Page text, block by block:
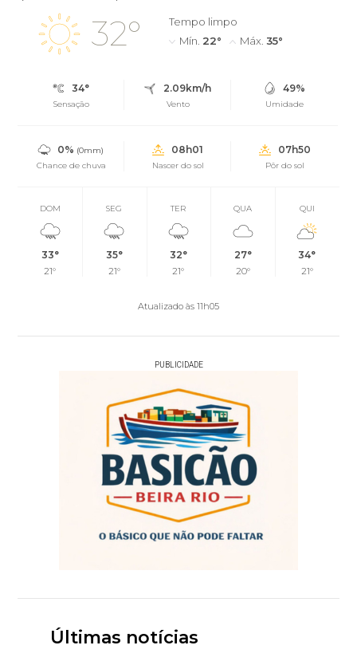
32°
Tempo limpo
Mín. 22° Máx. 35°
34°
Sensação
2.09km/h
Vento
49%
Umidade
0% (0mm)
Chance de chuva
08h01
Nascer do sol
07h50
Pôr do sol
DOM
33°
21°
SEG
35°
21°
TER
32°
21°
QUA
27°
20°
QUI
34°
21°
Atualizado às 11h05
PUBLICIDADE
Últimas notícias